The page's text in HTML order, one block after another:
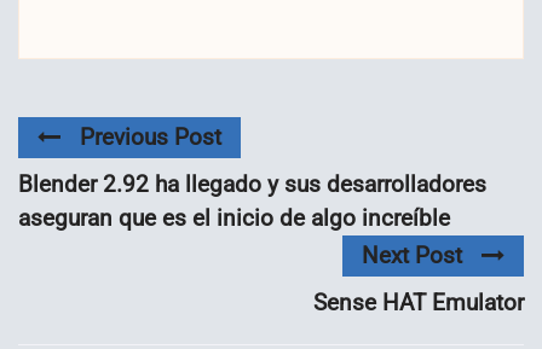
Previous Post
Blender 2.92 ha llegado y sus desarrolladores
aseguran que es el inicio de algo increíble
Next Post
Sense HAT Emulator